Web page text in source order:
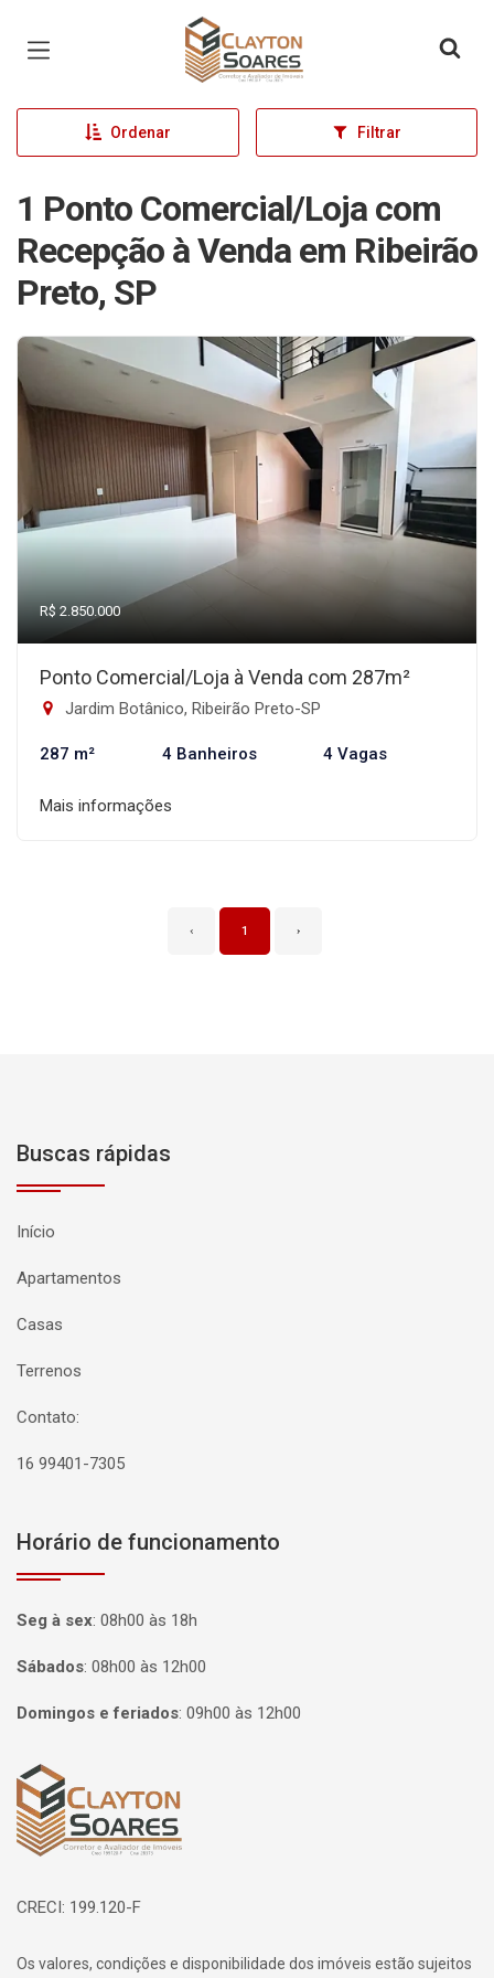
Página inicial
Ordenar Filtrar
1 Ponto Comercial/Loja com
Recepção à Venda em Ribeirão
Preto, SP
R$ 2.850.000
Ponto Comercial/Loja à Venda com 287m²
Jardim Botânico, Ribeirão Preto-SP
287 m² 4 Banheiros 4 Vagas
Mais informações
‹ 1 ›
Buscas rápidas
Início
Apartamentos
Casas
Terrenos
Contato:
16 99401-7305
Horário de funcionamento
Seg à sex: 08h00 às 18h
Sábados: 08h00 às 12h00
Domingos e feriados: 09h00 às 12h00
Página inicial
CRECI: 199.120-F
Os valores, condições e disponibilidade dos imóveis estão sujeitos